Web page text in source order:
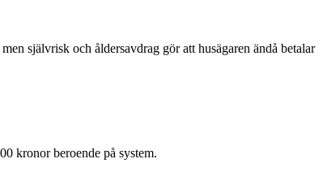
självrisk och åldersavdrag gör att husägaren ändå betalar
kronor beroende på system.